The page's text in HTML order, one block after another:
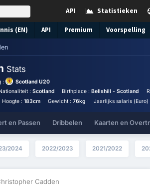
Statistieken
API
(EN) API Premium Voorspelling
Stats
:
Scotland U20
: Scotland Birthplace :Bellshill - Scotland
Hoogte : 183cm Gewicht :76kg Jaarlijks salaris (Euro)
en Passen Dribbelen Kaarten en
2024 2022/2023 2021/2022
Cadden